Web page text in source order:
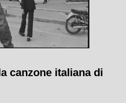
canzone italiana di